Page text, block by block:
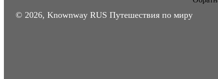
© 2026, Knownway RUS Путешествия по миру